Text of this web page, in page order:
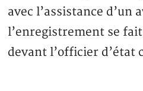
avec l’assistance d’un
l’enregistrement se
devant l’officier d’état